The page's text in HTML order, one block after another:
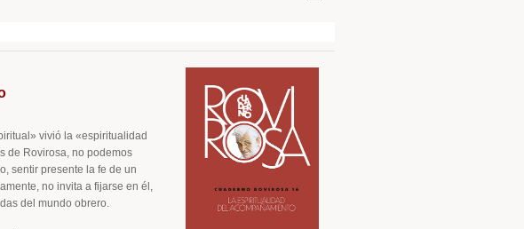
vivió la «espiritualidad
de Rovirosa, no podemos
sentir presente la fe de un
no invita a fijarse en él,
del mundo obrero.